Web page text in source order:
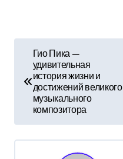
и
г
Гио Пика —
удивительная
история жизни и
достижений великого
музыкального
композитора